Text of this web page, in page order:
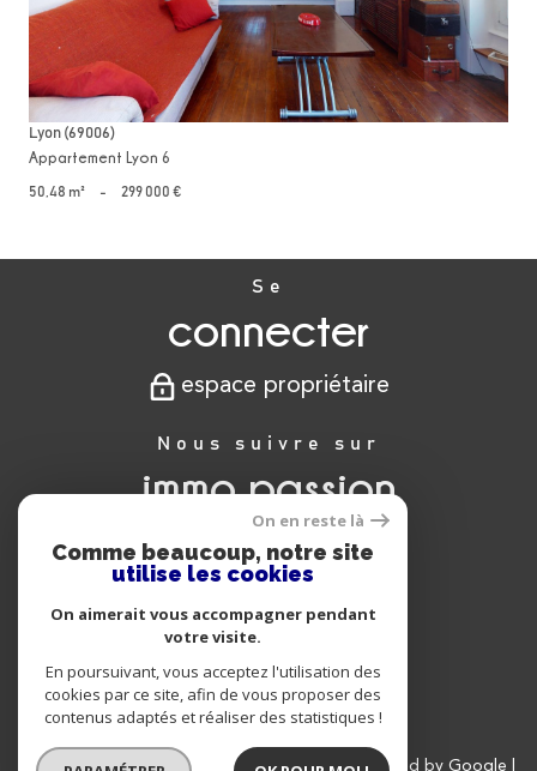
Lyon (69006)
Appartement Lyon 6
50,48 m² - 299 000 €
Se
connecter
espace propriétaire
Nous suivre sur
immo passion
adhérons
© 2026 | Tous droits réservés | Traduction powered by Google |
On en reste là
Comme beaucoup, notre site
utilise les cookies
On aimerait vous accompagner pendant
votre visite.
En poursuivant, vous acceptez l'utilisation des
cookies par ce site, afin de vous proposer des
contenus adaptés et réaliser des statistiques !